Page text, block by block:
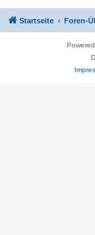
Startseite Foren-